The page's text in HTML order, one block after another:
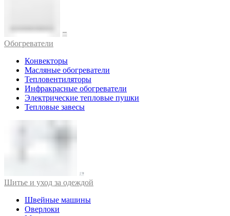
Обогреватели
Конвекторы
Масляные обогреватели
Тепловентиляторы
Инфракрасные обогреватели
Электрические тепловые пушки
Тепловые завесы
Шитье и уход за одеждой
Швейные машины
Оверлоки